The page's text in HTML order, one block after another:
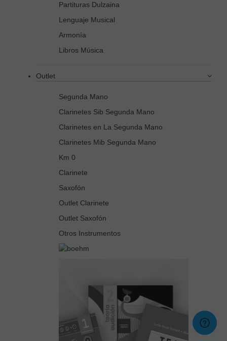
Partituras Dulzaina
Lenguaje Musical
Armonía
Libros Música
Outlet
Segunda Mano
Clarinetes Sib Segunda Mano
Clarinetes en La Segunda Mano
Clarinetes Mib Segunda Mano
Km 0
Clarinete
Saxofón
Outlet Clarinete
Outlet Saxofón
Otros Instrumentos